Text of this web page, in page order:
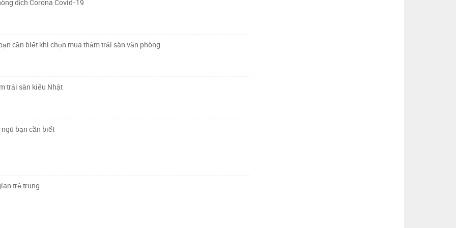
dịch Corona Covid-19
cần biết khi chọn mua thảm trải sàn văn phòng
trải sàn kiểu Nhật
bạn cần biết
trẻ trung